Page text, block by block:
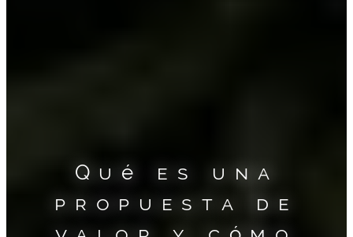
Qué es una
propuesta de